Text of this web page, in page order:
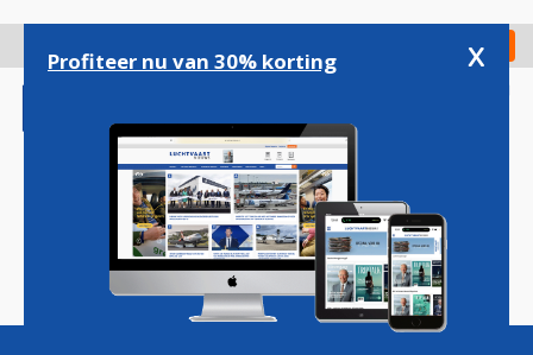
gaan
Check in
Magazine Podcasts Vacatures
Profiteer nu van 30% korting x